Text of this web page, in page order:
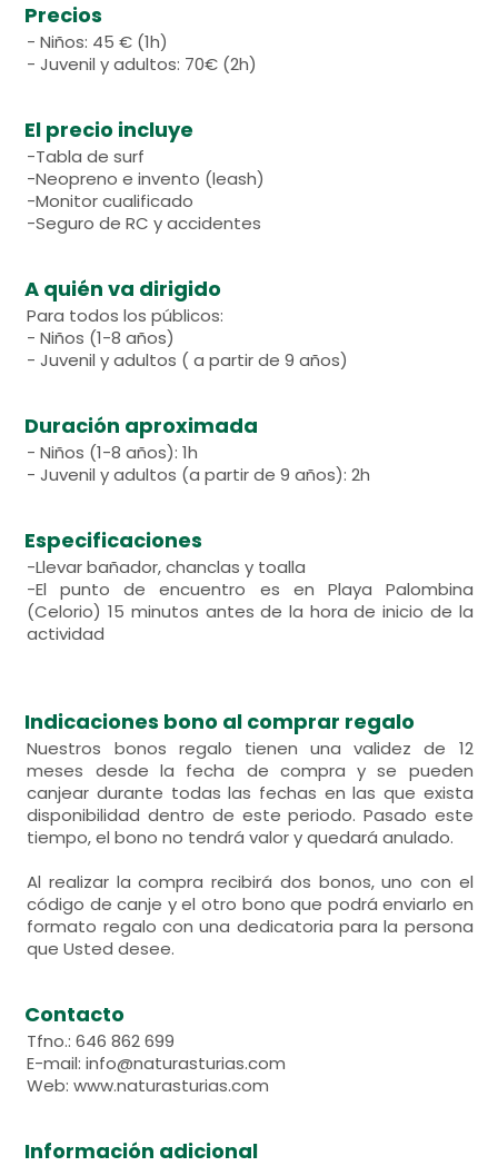
Precios
- Niños: 45 € (1h)
- Juvenil y adultos: 70€ (2h)
El precio incluye
-Tabla de surf
-Neopreno e invento (leash)
-Monitor cualificado
-Seguro de RC y accidentes
A quién va dirigido
Para todos los públicos:
- Niños (1-8 años)
- Juvenil y adultos ( a partir de 9 años)
Duración aproximada
- Niños (1-8 años): 1h
- Juvenil y adultos (a partir de 9 años): 2h
Especificaciones
-Llevar bañador, chanclas y toalla
-El punto de encuentro es en Playa Palombina
(Celorio) 15 minutos antes de la hora de inicio de la
actividad
Indicaciones bono al comprar regalo
Nuestros bonos regalo tienen una validez de 12
meses desde la fecha de compra y se pueden
canjear durante todas las fechas en las que exista
disponibilidad dentro de este periodo. Pasado este
tiempo, el bono no tendrá valor y quedará anulado.
Al realizar la compra recibirá dos bonos, uno con el
código de canje y el otro bono que podrá enviarlo en
formato regalo con una dedicatoria para la persona
que Usted desee.
Contacto
Tfno.: 646 862 699
E-mail: info@naturasturias.com
Web: www.naturasturias.com
Información adicional